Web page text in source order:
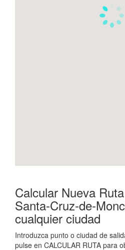
Calcular Nueva
Santa-Cruz-de-
cualquier ciudad
Introduzca punto o ciudad de
pulse en CALCULAR RUTA para